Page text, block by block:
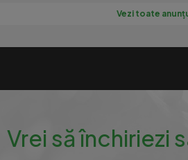
Vezi toate
Vrei să închiriezi